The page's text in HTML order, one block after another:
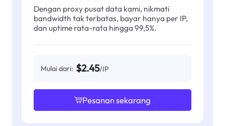
Dengan proxy pusat data kami, nikmati
bandwidth tak terbatas, bayar hanya per IP,
dan uptime rata-rata hingga 99,5%.
Mulai dari: $2.45/IP
Pesanan sekarang